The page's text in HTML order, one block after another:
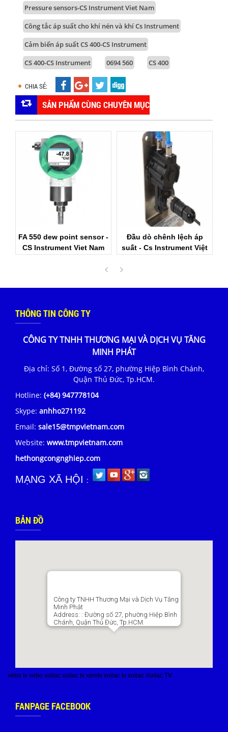
Pressure sensors-CS Instrument Viet Nam
Công tắc áp suất cho khí nén và khí Cs Instrument
Cảm biến áp suất CS 400-CS Instrument
CS 400-CS Instrument
0694 560 CS 400
CHIA SẺ:
SẢN PHẨM CÙNG CHUYÊN MỤC
Đầu dò chênh lệch áp
suất - Cs Instrument Việt
Cảm biến áp suất CS - CS
Instrument Viet Nam
THÔNG TIN CÔNG TY
CÔNG TY TNHH THƯƠNG MẠI VÀ DỊCH VỤ TĂNG
MINH PHÁT
Địa chỉ: Số 1, Đường số 27, phường Hiệp Bình Chánh,
Quận Thủ Đức, Tp.HCM.
Hotline: (+84) 947778104
Skype: anhho271192
Email: sale15@tmpvietnam.com
Website: www.tmpvietnam.com
hethongcongnghiep.com
MẠNG XÃ HỘI :
BẢN ĐỒ
Công ty TNHH Thương Mại và Dịch Vụ Tăng
Minh Phát
Address: : Đường số 27, phường Hiệp Bình
Chánh, Quận Thủ Đức, Tp.HCM.
vebo tv vebo xoilac xoilac tv xemtv xoilac tv xoilac Xoilac TV
FANPAGE FACEBOOK